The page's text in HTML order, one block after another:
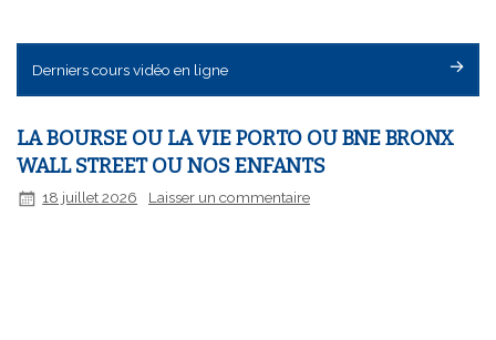
Derniers cours vidéo en ligne
LA BOURSE OU LA VIE PORTO OU BNE BRONX
WALL STREET OU NOS ENFANTS
18 juillet 2026 Laisser un commentaire